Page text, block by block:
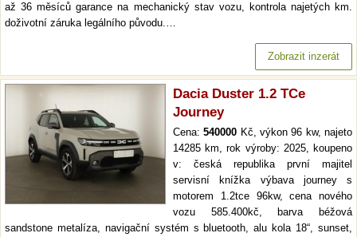
až 36 měsíců garance na mechanický stav vozu, kontrola najetých km.
doživotní záruka legálního původu.…
Zobrazit inzerát
Dacia Duster 1.2 TCe
Journey
Cena:540000 Kč, výkon 96 kw, najeto
14285 km, rok výroby: 2025, koupeno
v: česká republika první majitel
servisní knížka výbava journey s
motorem 1.2tce 96kw, cena nového
vozu 585.400kč, barva béžová
sandstone metalíza, navigační systém s bluetooth, alu kola 18“, sunset,